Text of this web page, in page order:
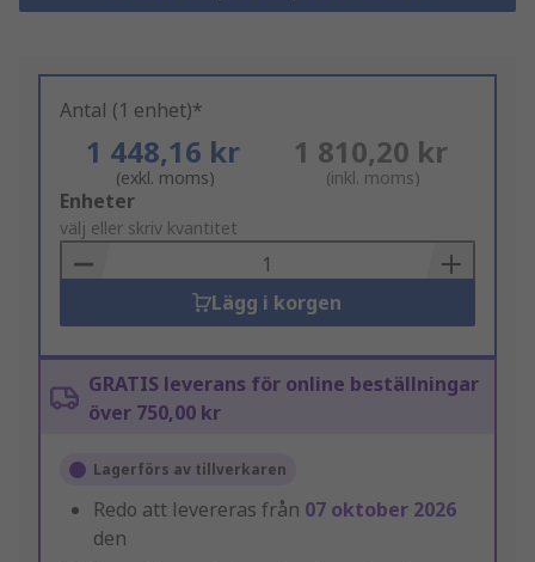
Antal (1 enhet)*
1 448,16 kr
(exkl. moms)
1 810,20 kr
(inkl. moms)
Add
to
Basket
Enheter
välj eller skriv kvantitet
Lägg i korgen
GRATIS leverans för online beställningar
över 750,00 kr
Lagerförs av tillverkaren
Redo att levereras från 07 oktober 2026
den